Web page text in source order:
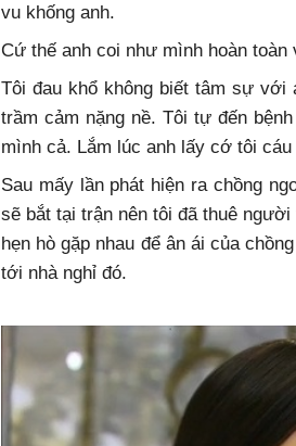
vu khống anh.
Cứ thế anh coi như mình hoàn
Tôi đau khổ không biết tâm sự
trầm cảm nặng nề. Tôi tự đến
mình cả. Lắm lúc anh lấy cớ tôi
Sau mấy lần phát hiện ra chồng
sẽ bắt tại trận nên tôi đã thuê
hẹn hò gặp nhau để ân ái của
tới nhà nghỉ đó.